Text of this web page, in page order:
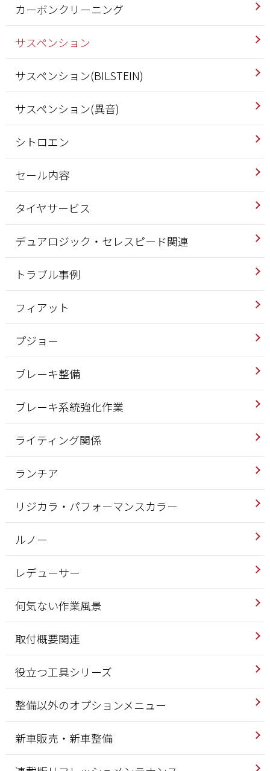
カーボンクリーニング
サスペンション
サスペンション(BILSTEIN)
サスペンション(異音)
シトロエン
セール内容
タイヤサービス
デュアロジック・セレスピード関連
トラブル事例
フィアット
プジョー
ブレーキ整備
ブレーキ系統強化作業
ライティング関係
ランチア
リジカラ・パフォーマンスカラー
ルノー
レデューサー
何気ない作業風景
取付概要関連
役立つ工具シリーズ
整備以外のオプションメニュー
新車販売・新車整備